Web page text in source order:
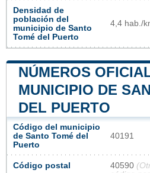
Densidad de
población del
municipio de Santo
Tomé del Puerto
4,4 hab./
NÚMEROS
MUNICIPIO DE
DEL PUERTO
Código del municipio
de Santo Tomé del
Puerto
40191
Código postal 40590